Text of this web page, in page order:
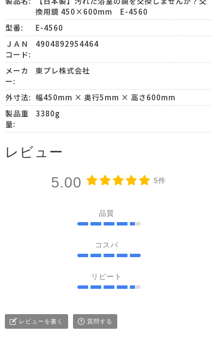
換用鏡 450×600mm E-4560
型番:
E-4560
ＪＡＮ
コード:
4904892954464
メーカ
ー:
東プレ株式会社
外寸法: 幅450mm × 奥行5mm × 高さ600mm
製品重
量:
3380g
レビュー
5.00 5件
品質
コスパ
リピート
レビューを書く 質問する